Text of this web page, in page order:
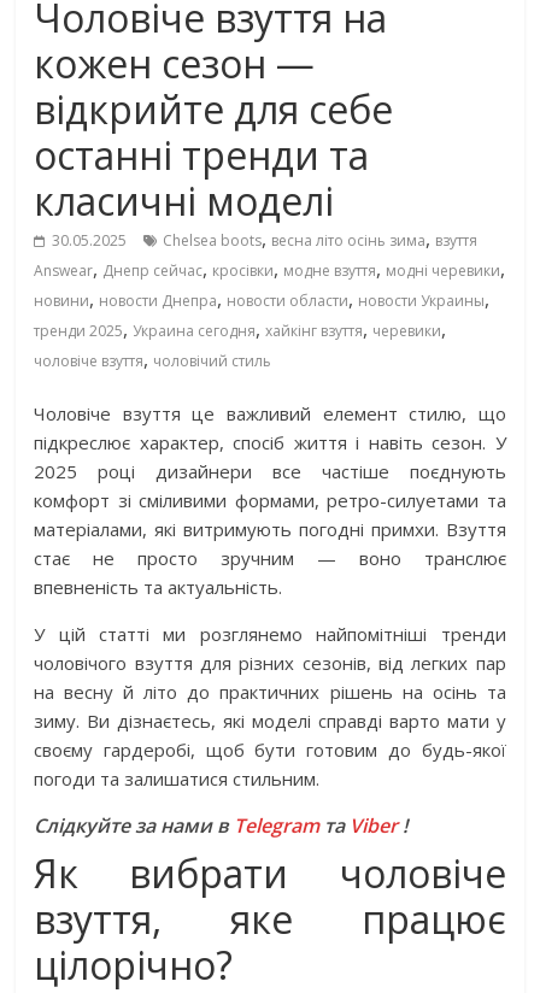
Чоловіче взуття на
кожен сезон —
відкрийте для себе
останні тренди та
класичні моделі
30.05.2025 Chelsea boots, весна літо осінь зима, взуття
Answear, Днепр сейчас, кросівки, модне взуття, модні черевики,
новини, новости Днепра, новости области, новости Украины,
тренди 2025, Украина сегодня,хайкінг взуття, черевики,
чоловіче взуття, чоловічий стиль
Чоловіче взуття це важливий елемент стилю, що
підкреслює характер, спосіб життя і навіть сезон. У
2025 році дизайнери все частіше поєднують
комфорт зі сміливими формами, ретро-силуетами та
матеріалами, які витримують погодні примхи. Взуття
стає не просто зручним — воно транслює
впевненість та актуальність.
У цій статті ми розглянемо найпомітніші тренди
чоловічого взуття для різних сезонів, від легких пар
на весну й літо до практичних рішень на осінь та
зиму. Ви дізнаєтесь, які моделі справді варто мати у
своєму гардеробі, щоб бути готовим до будь-якої
погоди та залишатися стильним.
Слідкуйте за нами в Telegramта Viber!
Як вибрати чоловіче
взуття, яке працює
цілорічно?